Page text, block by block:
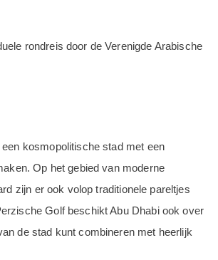
rondreis door de Verenigde Arabische
kosmopolitische stad met een
Op het gebied van moderne
zijn er ook volop traditionele pareltjes
Golf beschikt Abu Dhabi ook over
de stad kunt combineren met heerlijk